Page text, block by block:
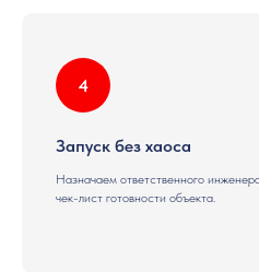
Запуск без хаоса
Назначаем ответственного
чек-лист готовности объекта.